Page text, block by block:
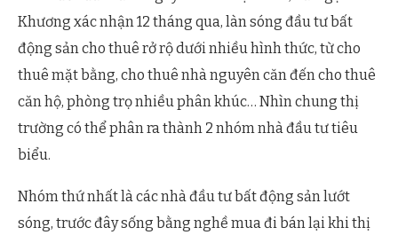
Khương xác nhận 12 tháng qua, làn sóng đầu tư bất
động sản cho thuê rở rộ dưới nhiều hình thức, từ cho
thuê mặt bằng, cho thuê nhà nguyên căn đến cho thuê
căn hộ, phòng trọ nhiều phân khúc… Nhìn chung thị
trường có thể phân ra thành 2 nhóm nhà đầu tư tiêu
biểu.
Nhóm thứ nhất là các nhà đầu tư bất động sản lướt
sóng, trước đây sống bằng nghề mua đi bán lại khi thị